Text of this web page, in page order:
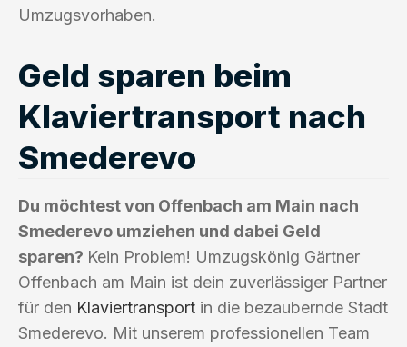
Umzugsvorhaben.
Geld sparen beim
Klaviertransport nach
Smederevo
Du möchtest von Offenbach am Main nach
Smederevo umziehen und dabei Geld
sparen? Kein Problem! Umzugskönig Gärtner
Offenbach am Main ist dein zuverlässiger Partner
für den Klaviertransport in die bezaubernde Stadt
Smederevo. Mit unserem professionellen Team